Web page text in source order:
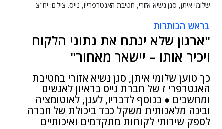
שלומי איתן, סגן נשיא אזורי, חטיבת האנטרפרייז, נייס. צילום: יח"צ
בראש הכותרות
"ארגון שלא ינתח את נתוני הלקוח
ויכיר אותו – יישאר מאחור"
כך טוען שלומי איתן, סגן נשיא אזורי בחטיבת
האנטרפרייז של חברת נייס בראיון לאנשים
ומחשבים ● בנוסף לדבריו, לענן, לאוטומציה
ובינה מלאכותית משקל כבד ביכולת של חברה
לספק שירותי לקוחות מתקדמים ואיכותיים